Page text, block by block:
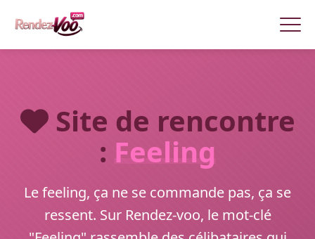
Site de rencontre
: Feeling
Le feeling, ça ne se commande pas, ça se
ressent. Sur Rendez-voo, le mot-clé